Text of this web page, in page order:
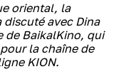
oriental, la
discuté avec Dina
de BaikalKino, qui
la chaîne de
KION.